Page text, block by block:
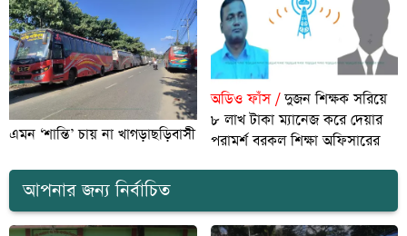
এমন ‘শান্তি’ চায় না খাগড়াছড়িবাসী
অডিও ফাঁস /দুজন শিক্ষক সরিয়ে
৮ লাখ টাকা ম্যানেজ করে দেয়ার
পরামর্শ বরকল শিক্ষা অফিসারের
আপনার জন্য নির্বাচিত